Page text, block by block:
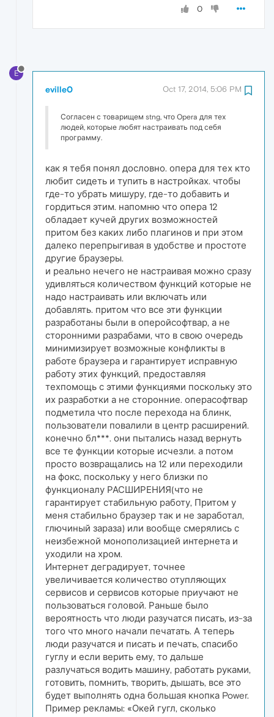
0
E
eville0 Oct 17, 2014, 5:06 PM
Согласен с товарищем stng, что Opera для тех
людей, которые любят настраивать под себя
программу.
как я тебя понял дословно. опера для тех кто
любит сидеть и тупить в настройках. чтобы
где-то убрать мишуру, где-то добавить и
гордиться этим. напомню что опера 12
обладает кучей других возможностей
притом без каких либо плагинов и при этом
далеко перепрыгивая в удобстве и простоте
другие браузеры.
и реально нечего не настраивая можно сразу
удивляться количеством функций которые не
надо настраивать или включать или
добавлять. притом что все эти функции
разработаны были в оперойсофтвар, а не
сторонними разрабами, что в свою очередь
минимизирует возможные конфликты в
работе браузера и гарантирует исправную
работу этих функций, предоставляя
техпомощь с этими функциями поскольку это
их разработки а не сторонние. операсофтвар
подметила что после перехода на блинк,
пользователи повалили в центр расширений.
конечно бл***. они пытались назад вернуть
все те функции которые исчезли. а потом
просто возвращались на 12 или переходили
на фокс, поскольку у него близки по
функционалу РАСШИРЕНИЯ(что не
гарантирует стабильную работу, Притом у
меня стабильно браузер так и не заработал,
глючиный зараза) или вообще смерялись с
неизбежной монополизацией интернета и
уходили на хром.
Интернет деградирует, точнее
увеличивается количество отупляющих
сервисов и сервисов которые приучают не
пользоваться головой. Раньше было
вероятность что люди разучатся писать, из-за
того что много начали печатать. А теперь
люди разучатся и писать и печать, спасибо
гуглу и если верить ему, то дальше
разлучаться водить машину, работать руками,
готовить, помнить, творить, дышать, все это
будет выполнять одна большая кнопка Power.
Пример рекламы: «Окей гугл, сколько